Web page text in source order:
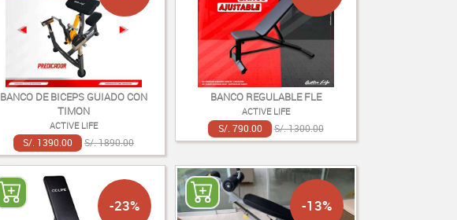
BANCO DE BICEPS GUIADO CON
TIMON
ACTIVE LIFE
S/. 1390.00 S/. 1890.00
BANCO REGULABLE FLE
ACTIVE LIFE
S/. 790.00 S/. 1300.00
-23% -13%